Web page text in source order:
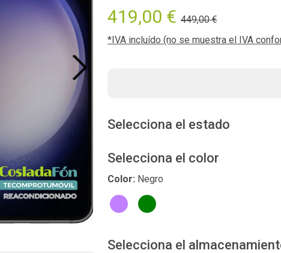
Next
419,00 € 449,00 €
*IVA incluído (no se muestra el IVA
Selecciona el estado
Selecciona el color
Color: Negro
Selecciona el